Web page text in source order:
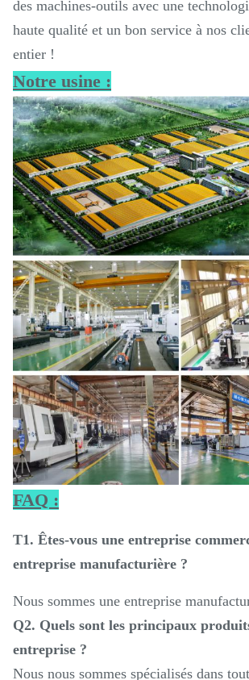
des machines-outils avec une
haute qualité et un bon service à nos
entier !
Notre usine :
FAQ :
T1. Êtes-vous une entreprise
entreprise manufacturière ?
Nous sommes une entreprise
Q2. Quels sont les principaux
entreprise ?
Nous nous sommes spécialisés dans